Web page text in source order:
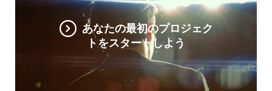
あなたの最初のプロジェク
トをスタートしよう